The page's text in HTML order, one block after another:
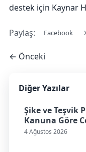
destek için Kaynar
Paylaş: Facebook
← Önceki
Diğer Yazılar
Şike ve Teşvik
Kanuna Göre
4 Ağustos 2026